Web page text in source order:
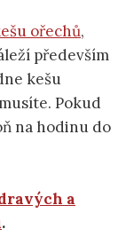
ořechů,
především
kešu
Pokud
na hodinu do
a
.